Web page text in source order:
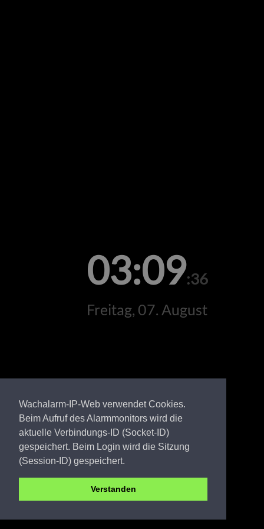
Wachalarm-IP-Web verwendet Cookies.
Beim Aufruf des Alarmmonitors wird die
aktuelle Verbindungs-ID (Socket-ID)
gespeichert. Beim Login wird die Sitzung
(Session-ID) gespeichert.
Verstanden
03:09:36
Freitag, 07. August
EE FW Dubro